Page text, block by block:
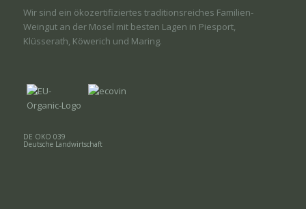
Wir sind ein ökozertifiziertes traditionsreiches Familien-
Weingut an der Mosel mit besten Lagen in Piesport,
Klüsserath, Köwerich und Maring.
DE ÖKO 039
Deutsche Landwirtschaft